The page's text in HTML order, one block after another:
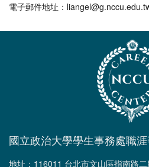
電子郵件地址：
國立政治大學學生事務處職
地址：116011 台北市文山區指南路